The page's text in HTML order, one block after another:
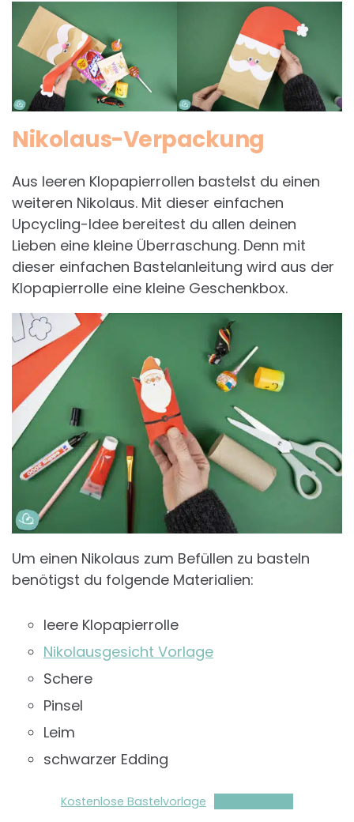
Nikolaus-Verpackung
Aus leeren Klopapierrollen bastelst du einen
weiteren Nikolaus. Mit dieser einfachen
Upcycling-Idee bereitest du allen deinen
Lieben eine kleine Überraschung. Denn mit
dieser einfachen Bastelanleitung wird aus der
Klopapierrolle eine kleine Geschenkbox.
Um einen Nikolaus zum Befüllen zu basteln
benötigst du folgende Materialien:
leere Klopapierrolle
Nikolausgesicht Vorlage
Schere
Pinsel
Leim
schwarzer Edding
Kostenlose Bastelvorlage